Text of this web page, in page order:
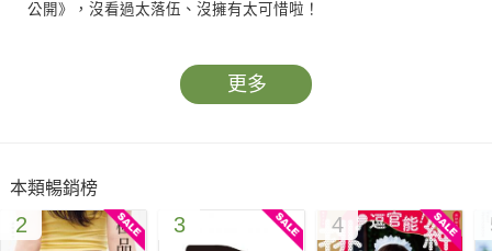
公開》，沒看過太落伍、沒擁有太可惜啦！
更多
本類暢銷榜
2 3 4